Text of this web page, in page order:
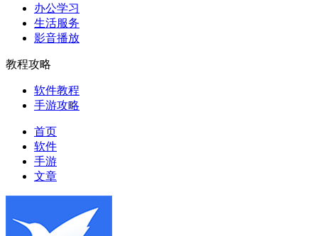
办公学习
生活服务
影音播放
教程攻略
软件教程
手游攻略
首页
软件
手游
文章